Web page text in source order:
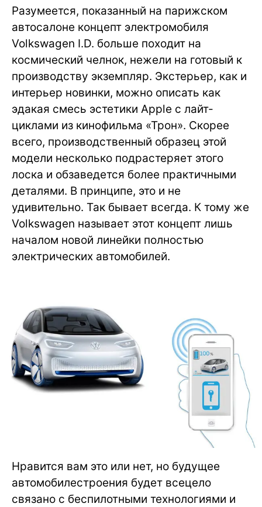
Разумеется, показанный на парижском
автосалоне концепт электромобиля
Volkswagen I.D. больше походит на
космический челнок, нежели на готовый к
производству экземпляр. Экстерьер, как и
интерьер новинки, можно описать как
эдакая смесь эстетики Apple с лайт-
циклами из кинофильма «Трон». Скорее
всего, производственный образец этой
модели несколько подрастеряет этого
лоска и обзаведется более практичными
деталями. В принципе, это и не
удивительно. Так бывает всегда. К тому же
Volkswagen называет этот концепт лишь
началом новой линейки полностью
электрических автомобилей.
Нравится вам это или нет, но будущее
автомобилестроения будет всецело
связано с беспилотными технологиями и